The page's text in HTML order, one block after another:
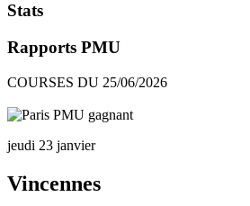
Stats
Rapports PMU
COURSES DU 25/06/2026
jeudi 23 janvier
Vincennes